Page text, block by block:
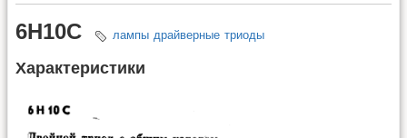
6Н10С лампы драйверные триоды
Характеристики